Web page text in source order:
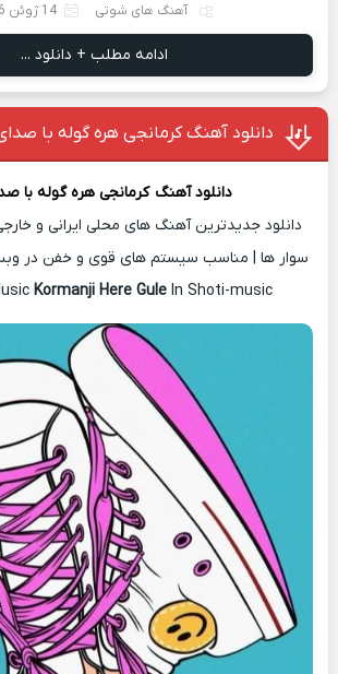
آهنگ های شوتی 14 ژوئن 2026
ادامه مطلب + دانلود ...
دانلود آهنگ کرمانجی هره گوله با
دانلود آهنگ کرمانجی هره گوله با
دانلود جدیدترین آهنگ های محلی ایرانی و
سوار ها | مناسب سیستم های قوی و خفن در
Kormanji Here Gule In Shoti-music